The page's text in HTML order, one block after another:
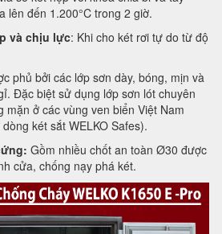
lên đến 1.200°C trong 2 giờ.
và chịu lực: Khi cho két rơi tự do từ độ
phủ bởi các lớp sơn dày, bóng, mịn và
Đặc biệt sử dụng lớp sơn lót chuyên
mặn ở các vùng ven biển Việt Nam
két sắt WELKO Safes).
Gồm nhiều chốt an toàn Ø30 được
cửa, chống nạy phá két.